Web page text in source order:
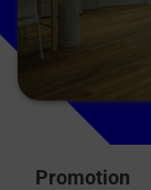
Promotion